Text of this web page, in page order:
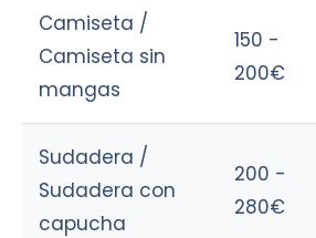
Camiseta /
Camiseta sin
mangas
150 -
200€
Sudadera /
Sudadera con
capucha
200 -
280€